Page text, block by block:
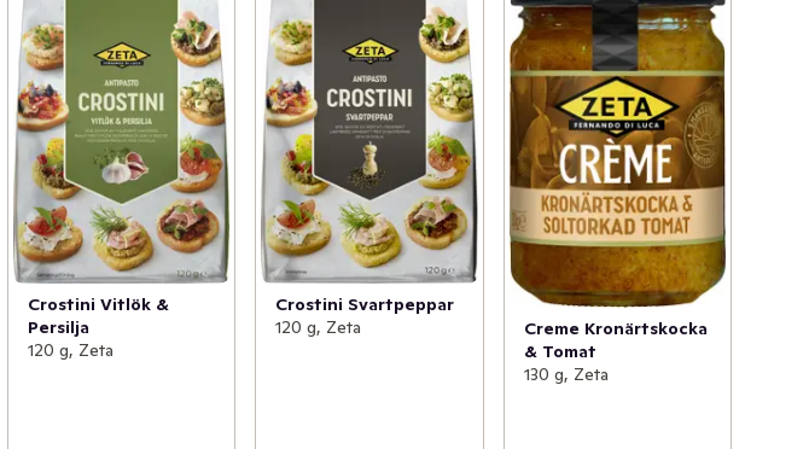
Crostini Vitlök &
Persilja
120 g, Zeta
Crostini Svartpeppar
120 g, Zeta
Creme Kronärtskocka
& Tomat
130 g, Zeta